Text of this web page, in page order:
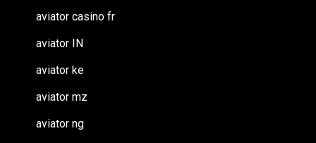
aviator casino fr
aviator IN
aviator ke
aviator mz
aviator ng